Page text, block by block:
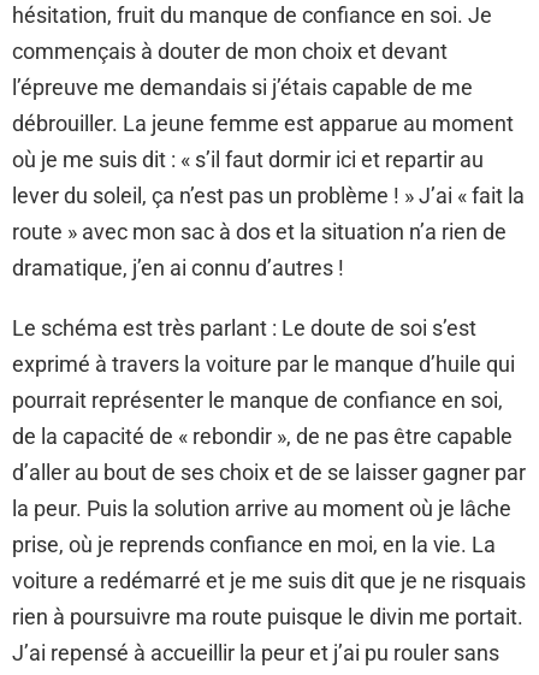
hésitation, fruit du manque de confiance en soi. Je
commençais à douter de mon choix et devant
l’épreuve me demandais si j’étais capable de me
débrouiller. La jeune femme est apparue au moment
où je me suis dit : « s’il faut dormir ici et repartir au
lever du soleil, ça n’est pas un problème ! » J’ai « fait la
route » avec mon sac à dos et la situation n’a rien de
dramatique, j’en ai connu d’autres !
Le schéma est très parlant : Le doute de soi s’est
exprimé à travers la voiture par le manque d’huile qui
pourrait représenter le manque de confiance en soi,
de la capacité de « rebondir », de ne pas être capable
d’aller au bout de ses choix et de se laisser gagner par
la peur. Puis la solution arrive au moment où je lâche
prise, où je reprends confiance en moi, en la vie. La
voiture a redémarré et je me suis dit que je ne risquais
rien à poursuivre ma route puisque le divin me portait.
J’ai repensé à accueillir la peur et j’ai pu rouler sans